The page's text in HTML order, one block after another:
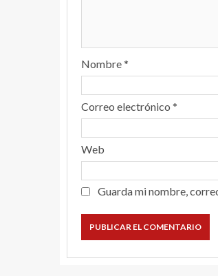
Nombre*
Correo electrónico *
Web
Guarda mi nombre,